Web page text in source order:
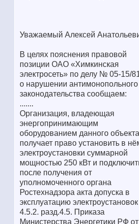
Уважаемый Алексей
В целях пояснения правовой
позиции ОАО «Химкинская
электросеть» по делу № 05-15/
о нарушении антимонопольного
законодательства сообщаем:
.......
Организация, владеющая
энергопринимающим
оборудованием данного объекта
получает право установить в
электроустановки суммарной
мощностью 250 кВт и
после получения от
уполномоченного органа
Ростехнадзора акта допуска в
эксплуатацию
4.5.2. разд.4.5. Приказа
Министерства Энергетики РФ